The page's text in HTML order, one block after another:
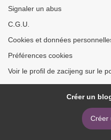
Signaler un abus
C.G.U.
Cookies et données
Préférences cookies
Voir le profil de zacijeng sur le
Créer un
Créer